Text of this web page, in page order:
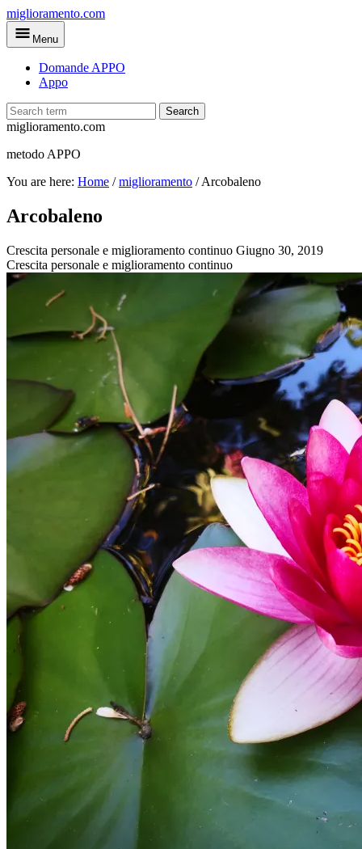
Skip
to
main
miglioramento.com
Menu
Domande APPO
Appo
Search
miglioramento.com
metodo APPO
You are here: Home /miglioramento /Arcobaleno
Arcobaleno
Crescita personale e miglioramento continuo Giugno 30, 2019
Crescita personale e miglioramento continuo